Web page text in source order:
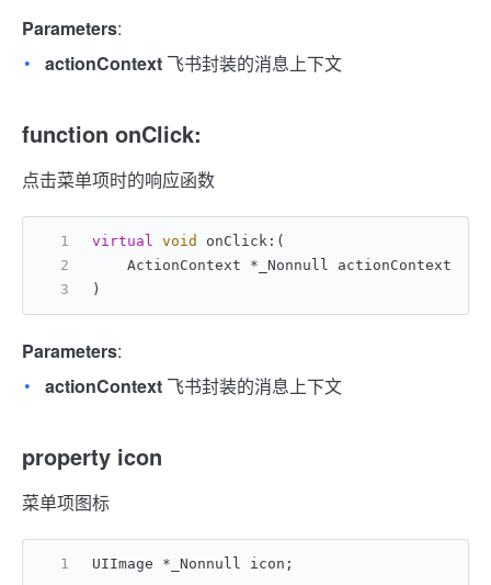
Parameters:
actionContext 飞书封装的消息上下文
function onClick:
点击菜单项时的响应函数
virtual void
onClick:(
    ActionContext *_Nonnull actionContext
)
Parameters:
actionContext 飞书封装的消息上下文
property icon
菜单项图标
UIImage *_Nonnull icon;